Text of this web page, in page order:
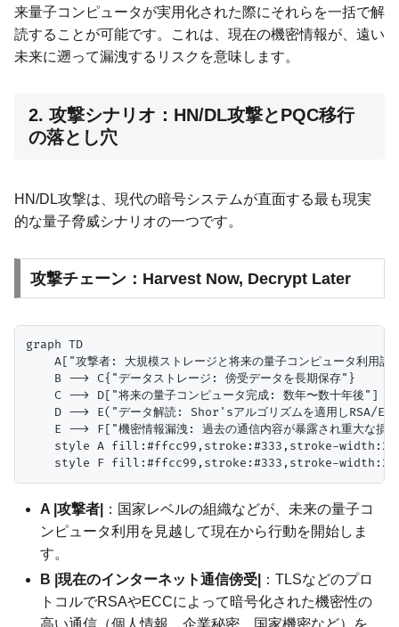
来量子コンピュータが実用化された際にそれらを一括で解
読することが可能です。これは、現在の機密情報が、遠い
未来に遡って漏洩するリスクを意味します。
2. 攻撃シナリオ：HN/DL攻撃とPQC移行
の落とし穴
HN/DL攻撃は、現代の暗号システムが直面する最も現実
的な量子脅威シナリオの一つです。
攻撃チェーン：Harvest Now, Decrypt Later
graph TD
A["攻撃者: 大規模ストレージと将来の量子コンピュータ利用
    B --> C{"データストレージ: 傍受データを長期保存"}
    C --> D["将来の量子コンピュータ完成: 数年〜数十年後"]
D --> E("データ解読: Shor'sアルゴリズムを適用しRSA/
E --> F["機密情報漏洩: 過去の通信内容が暴露され重大な損
style A fill:#ffcc99,stroke:#333,stroke-
A |攻撃者|
：国家レベルの組織などが、未来の量子コ
ンピュータ利用を見越して現在から行動を開始しま
す。
B |現在のインターネット通信傍受|
：TLSなどのプロ
トコルでRSAやECCによって暗号化された機密性の
高い通信（個人情報、企業秘密、国家機密など）を